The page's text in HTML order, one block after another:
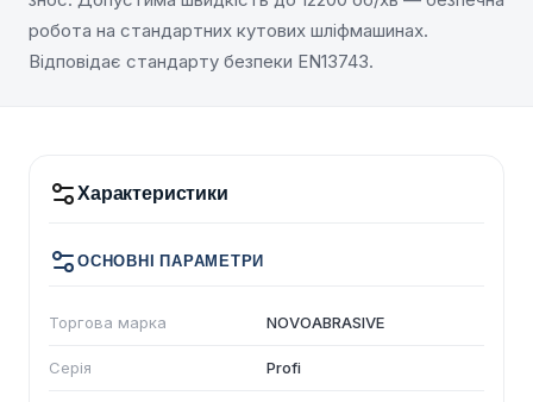
робота на стандартних кутових шліфмашинах.
Відповідає стандарту безпеки EN13743.
Характеристики
ОСНОВНІ ПАРАМЕТРИ
Торгова марка NOVOABRASIVE
Серія Profi